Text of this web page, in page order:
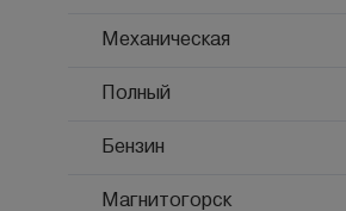
Механическая
Полный
Бензин
Магнитогорск